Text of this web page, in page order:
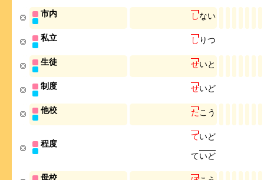
市内 しない
私立 しりつ
生徒 せいと
制度 せいど
他校 たこ う
程度
ていど
ていど
母校